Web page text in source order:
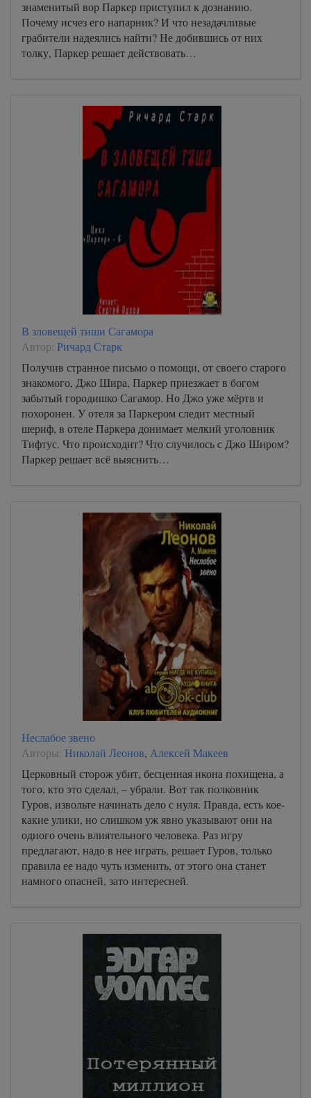
знаменитый вор Паркер приступил к дознанию.
Почему исчез его напарник? И что незадачливые
грабители надеялись найти? Не добившись от них
толку, Паркер решает действовать…
В зловещей тиши Сагамора
Автор: Ричард Старк
Получив странное письмо о помощи, от своего старого
знакомого, Джо Шира, Паркер приезжает в богом
забытый городишко Сагамор. Но Джо уже мёртв и
похоронен. У отеля за Паркером следит местный
шериф, в отеле Паркера донимает мелкий уголовник
Тифтус. Что происходит? Что случилось с Джо Широм?
Паркер решает всё выяснить…
Неслабое звено
Авторы: Николай Леонов, Алексей Макеев
Церковный сторож убит, бесценная икона похищена, а
того, кто это сделал, – убрали. Вот так полковник
Гуров, извольте начинать дело с нуля. Правда, есть кое-
какие улики, но слишком уж явно указывают они на
одного очень влиятельного человека. Раз игру
предлагают, надо в нее играть, решает Гуров, только
правила ее надо чуть изменить, от этого она станет
намного опасней, зато интересней.